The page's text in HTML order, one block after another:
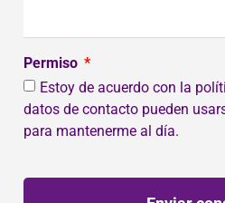
Permiso
Estoy de acuerdo con la
datos de contacto pueden
para mantenerme al día.